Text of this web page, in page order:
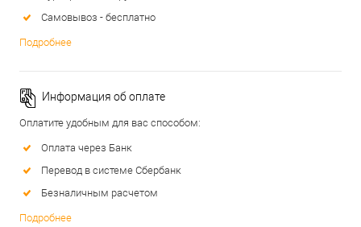
Самовывоз - бесплатно
Подробнее
Информация об оплате
Оплатите удобным для вас способом:
Оплата через Банк
Перевод в системе Сбербанк
Безналичным расчетом
Подробнее